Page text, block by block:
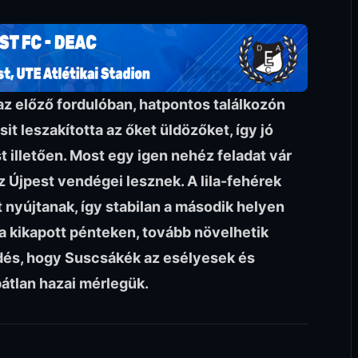
előző fordulóban, hatpontos találkozón
leszakította az őket üldözőket, így jó
illetően. Most egy igen nehéz feladat vár
Újpest vendégei lesznek. A lila-fehérek
így stabilan a második helyen
kikapott pénteken, tovább növelhetik
hogy Suscsákék az esélyesek és
hazai mérlegük.